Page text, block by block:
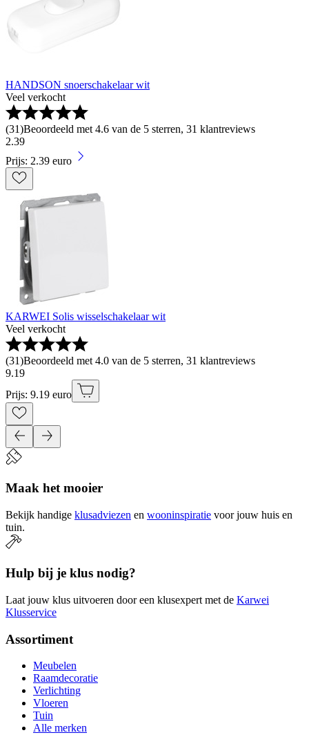
HANDSON snoerschakelaar wit
Veel verkocht
(31)Beoordeeld met 4.6 van de 5 sterren, 31 klantreviews
2.39
Prijs: 2.39 euro
KARWEI Solis wisselschakelaar wit
Veel verkocht
(31)Beoordeeld met 4.0 van de 5 sterren, 31 klantreviews
9.19
Prijs: 9.19 euro
Maak het mooier
Bekijk handige klusadviezen en wooninspiratie voor jouw huis en
tuin.
Hulp bij je klus nodig?
Laat jouw klus uitvoeren door een klusexpert met de Karwei
Klusservice
Assortiment
Meubelen
Raamdecoratie
Verlichting
Vloeren
Tuin
Alle merken